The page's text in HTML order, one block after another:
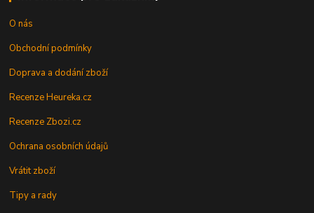
O nás
Obchodní podmínky
Doprava a dodání zboží
Recenze Heureka.cz
Recenze Zbozi.cz
Ochrana osobních údajů
Vrátit zboží
Tipy a rady